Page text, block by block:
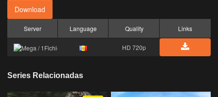
Download
Server Language Quality Links
HD 720p
Series Relacionadas